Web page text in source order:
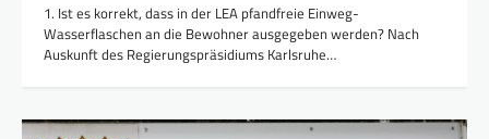
1. Ist es korrekt, dass in der LEA pfandfreie Einweg-
Wasserflaschen an die Bewohner ausgegeben werden? Nach
Auskunft des Regierungspräsidiums Karlsruhe…